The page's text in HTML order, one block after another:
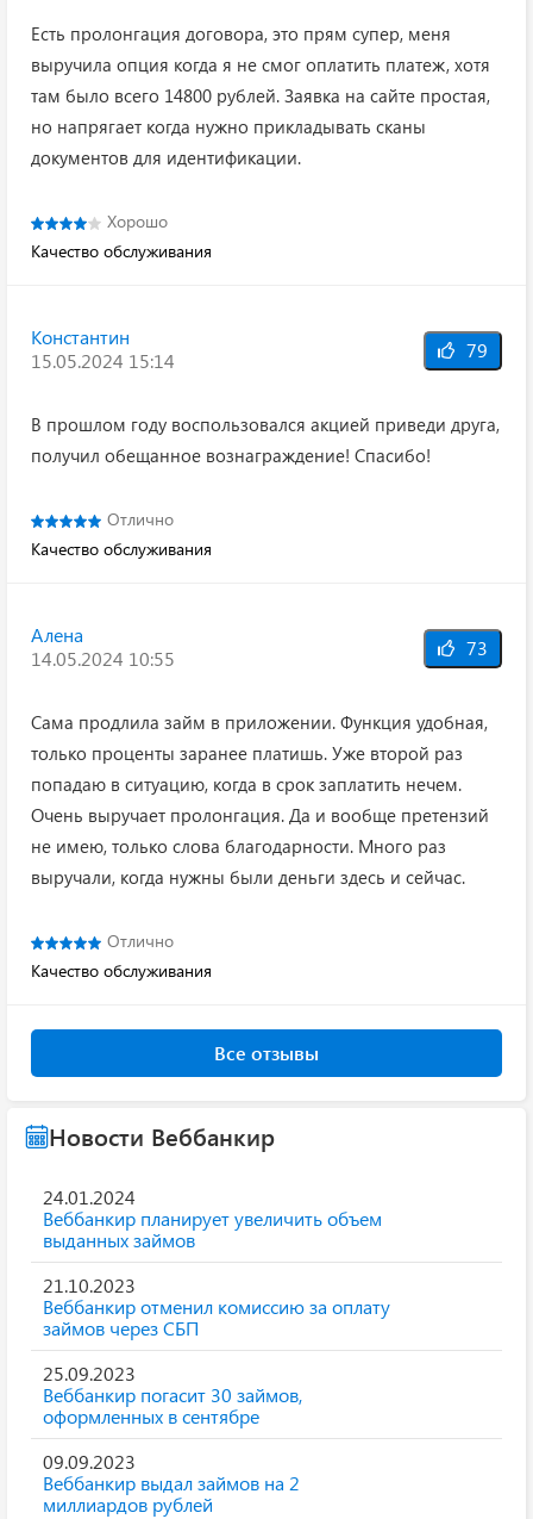
Есть пролонгация договора, это прям супер, меня
выручила опция когда я не смог оплатить платеж, хотя
там было всего 14800 рублей. Заявка на сайте простая,
но напрягает когда нужно прикладывать сканы
документов для идентификации.
Хорошо
Качество обслуживания
Константин
15.05.2024 15:14
79
В прошлом году воспользовался акцией приведи друга,
получил обещанное вознаграждение! Спасибо!
Отлично
Качество обслуживания
Алена
14.05.2024 10:55
73
Сама продлила займ в приложении. Функция удобная,
только проценты заранее платишь. Уже второй раз
попадаю в ситуацию, когда в срок заплатить нечем.
Очень выручает пролонгация. Да и вообще претензий
не имею, только слова благодарности. Много раз
выручали, когда нужны были деньги здесь и сейчас.
Отлично
Качество обслуживания
Все отзывы
Новости Веббанкир
24.01.2024
Веббанкир планирует увеличить объем
выданных займов
21.10.2023
Веббанкир отменил комиссию за оплату
займов через СБП
25.09.2023
Веббанкир погасит 30 займов,
оформленных в сентябре
09.09.2023
Веббанкир выдал займов на 2
миллиардов рублей